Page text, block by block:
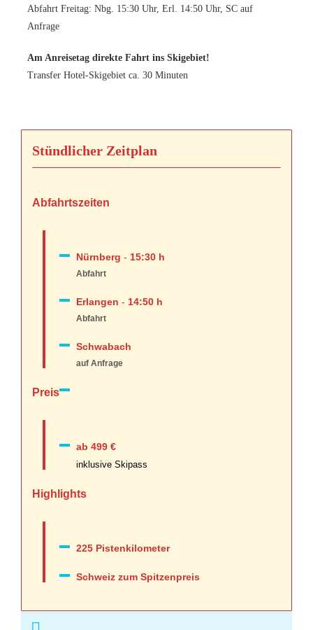
Abfahrt Freitag: Nbg. 15:30 Uhr, Erl. 14:50 Uhr, SC auf
Anfrage
Am Anreisetag direkte Fahrt ins Skigebiet!
Transfer Hotel-Skigebiet ca. 30 Minuten
Stündlicher Zeitplan
Abfahrtszeiten
Nürnberg - 15:30 h
Abfahrt
Erlangen - 14:50 h
Abfahrt
Schwabach
auf Anfrage
Preis
ab 499 €
inklusive Skipass
Highlights
225 Pistenkilometer
Schweiz zum Spitzenpreis